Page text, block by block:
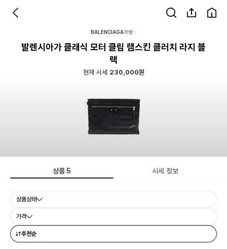
BALENCIAGA가방
발렌시아가 클래식 모터 클립 램스킨 클러치 라지 블
랙
현재 시세 230,000원
상품5 시세 정보
상품상태
가격
추천순